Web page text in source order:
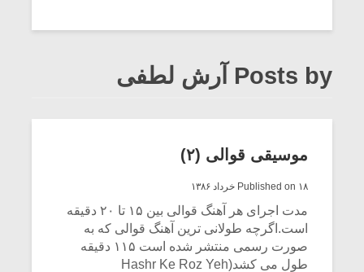
Posts by آرش لطفی
موسیقی قوالی (۲)
Published on ۱۸ خرداد ۱۳۸۶
مدت اجرای هر آهنگ قوالی بین ۱۵ تا ۲۰ دقیقه
است.اگرچه طولانی ترین آهنگ قوالی که به
صورت رسمی منتشر شده است ۱۱۵ دقیقه
طول می کشد(Hashr Ke Roz Yeh